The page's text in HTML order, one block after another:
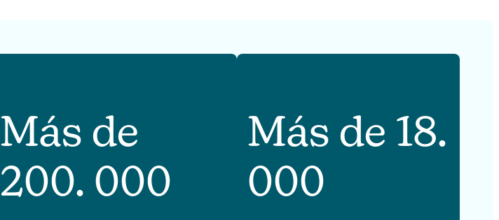
Más de
200. 000
Más de 18.
000